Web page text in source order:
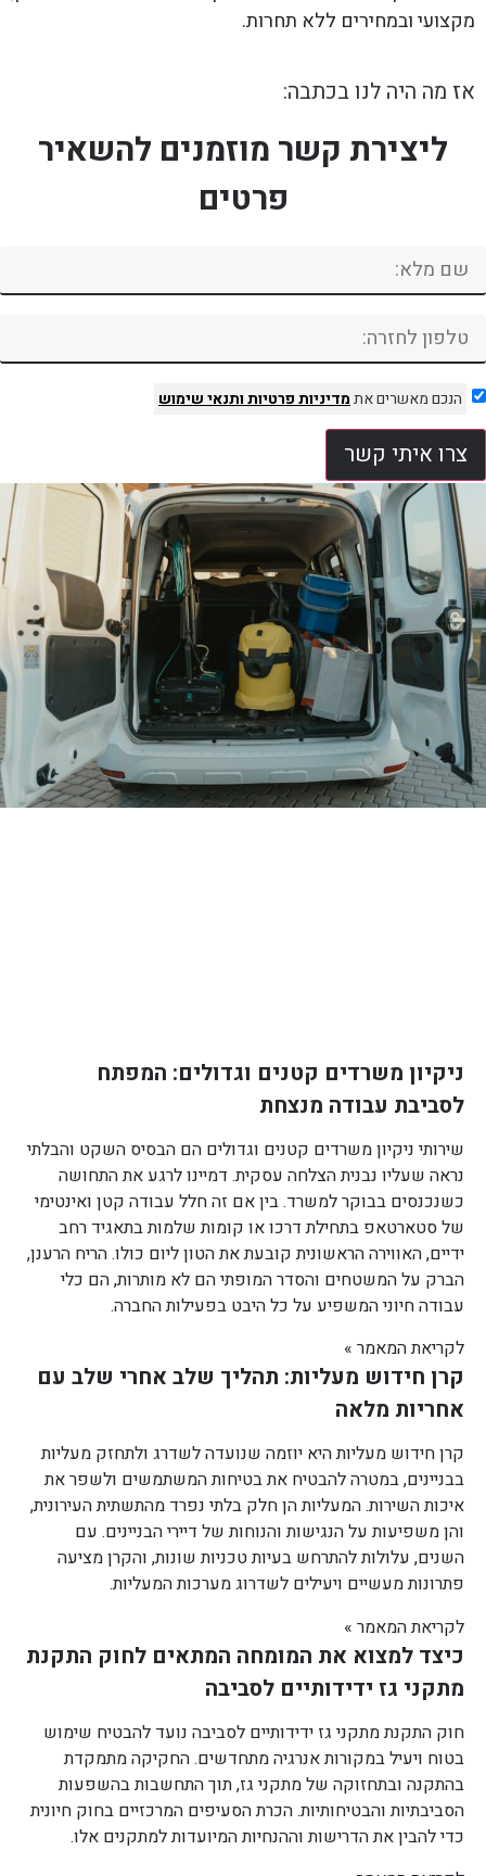
מקצועי ובמחירים ללא תחרות.
אז מה היה לנו בכתבה:
ליצירת קשר מוזמנים להשאיר
פרטים
הנכם מאשרים אתמדיניות פרטיותותנאי שימוש
צרו איתי קשר
ניקיון משרדים קטנים וגדולים: המפתח
לסביבת עבודה מנצחת
שירותי ניקיון משרדים קטנים וגדולים הם הבסיס השקט והבלתי
נראה שעליו נבנית הצלחה עסקית. דמיינו לרגע את התחושה
כשנכנסים בבוקר למשרד. בין אם זה חלל עבודה קטן ואינטימי
של סטארטאפ בתחילת דרכו או קומות שלמות בתאגיד רחב
ידיים, האווירה הראשונית קובעת את הטון ליום כולו. הריח הרענן,
הברק על המשטחים והסדר המופתי הם לא מותרות, הם כלי
עבודה חיוני המשפיע על כל היבט בפעילות החברה.
לקריאת המאמר »
קרן חידוש מעליות: תהליך שלב אחרי שלב עם
אחריות מלאה
קרן חידוש מעליות היא יוזמה שנועדה לשדרג ולתחזק מעליות
בבניינים, במטרה להבטיח את בטיחות המשתמשים ולשפר את
איכות השירות. המעליות הן חלק בלתי נפרד מהתשתית העירונית,
והן משפיעות על הנגישות והנוחות של דיירי הבניינים. עם
השנים, עלולות להתרחש בעיות טכניות שונות, והקרן מציעה
פתרונות מעשיים ויעילים לשדרוג מערכות המעליות.
לקריאת המאמר »
כיצד למצוא את המומחה המתאים לחוק התקנת
מתקני גז ידידותיים לסביבה
חוק התקנת מתקני גז ידידותיים לסביבה נועד להבטיח שימוש
בטוח ויעיל במקורות אנרגיה מתחדשים. החקיקה מתמקדת
בהתקנה ובתחזוקה של מתקני גז, תוך התחשבות בהשפעות
הסביבתיות והבטיחותיות. הכרת הסעיפים המרכזיים בחוק חיונית
כדי להבין את הדרישות וההנחיות המיועדות למתקנים אלו.